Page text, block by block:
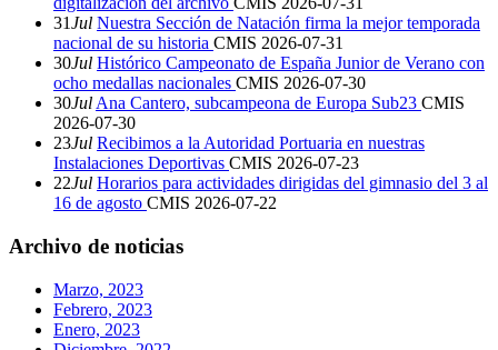
31Jul Nuestra Sección de Natación firma la mejor temporada
nacional de su historia CMIS 2026-07-31
30Jul Histórico Campeonato de España Junior de Verano con
ocho medallas nacionales CMIS 2026-07-30
30Jul Ana Cantero, subcampeona de Europa Sub23 CMIS
2026-07-30
23Jul Recibimos a la Autoridad Portuaria en nuestras
Instalaciones Deportivas CMIS 2026-07-23
22Jul Horarios para actividades dirigidas del gimnasio del 3 al
16 de agosto CMIS 2026-07-22
Archivo de noticias
Marzo, 2023
Febrero, 2023
Enero, 2023